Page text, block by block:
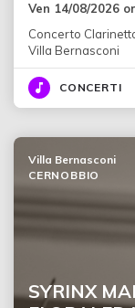
Ven 14/08/2026
Concerto
Villa Bernasconi
CONCERTI
SYRINX
Villa Bernasconi
CERNOBBIO